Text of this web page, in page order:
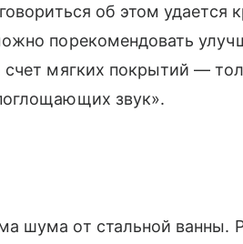
об этом удается
порекомендовать
счет мягких покрытий —
звук».
шума от стальной ванны.